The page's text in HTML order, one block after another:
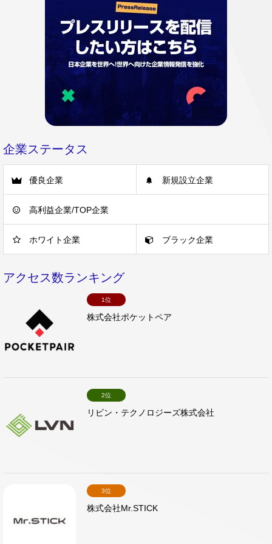
企業ステータス
優良企業 新規設立企業
高利益企業/TOP企業
ホワイト企業 ブラック企業
アクセス数ランキング
1位
株式会社ポケットペア
2位
リビン・テクノロジーズ株式会社
3位
株式会社Mr.STICK